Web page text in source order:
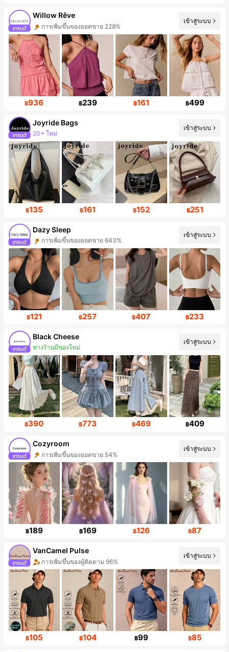
Willow Rêve
การเพิ่มขึ้นของผู้ติดตาม 137%
เข้าสู่ระบบ
฿936 ฿239 ฿161 ฿499
Joyride Bags
การเพิ่มขึ้นของผู้ติดตาม 427%
เข้าสู่ระบบ
฿135 ฿161 ฿152 ฿251
Dazy Sleep
ยอดผู้ติดตามขึ้น 999%+
เข้าสู่ระบบ
฿121 ฿257 ฿407 ฿233
Black Cheese
การเพิ่มขึ้นของผู้ติดตาม 294%
เข้าสู่ระบบ
฿390 ฿773 ฿469 ฿409
Cozyroom
การเพิ่มขึ้นของผู้ติดตาม 944%
เข้าสู่ระบบ
฿189 ฿169 ฿126 ฿87
VanCamel Pulse
การเพิ่มขึ้นของผู้ติดตาม 96%
เข้าสู่ระบบ
฿105 ฿104 ฿99 ฿85